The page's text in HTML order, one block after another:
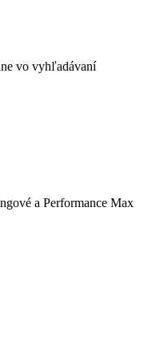
vo vyhľadávaní
a Performance Max